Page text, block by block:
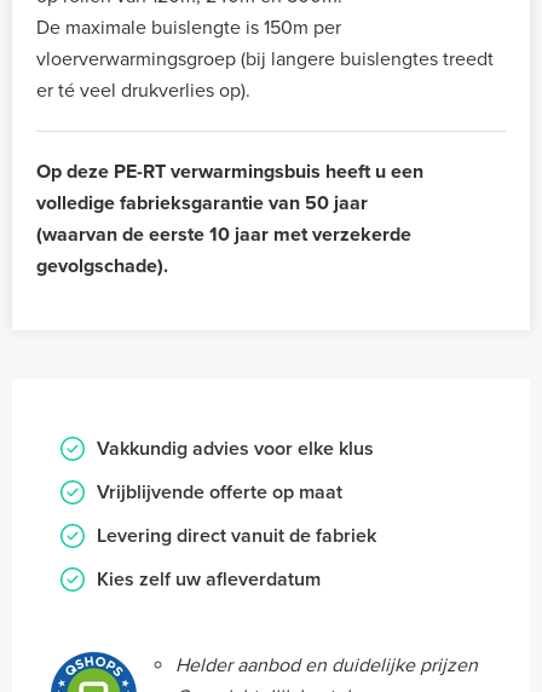
De maximale buislengte is 150m per
vloerverwarmingsgroep (bij langere buislengtes treedt
er té veel drukverlies op).
Op deze PE-RT verwarmingsbuis heeft u een
volledige fabrieksgarantie van 50 jaar
(waarvan de eerste 10 jaar met verzekerde
gevolgschade).
Vakkundig advies voor elke klus
Vrijblijvende offerte op maat
Levering direct vanuit de fabriek
Kies zelf uw afleverdatum
Helder aanbod en duidelijke prijzen